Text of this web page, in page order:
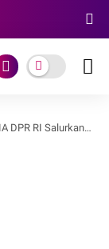
Paket Santunan dan Sembako